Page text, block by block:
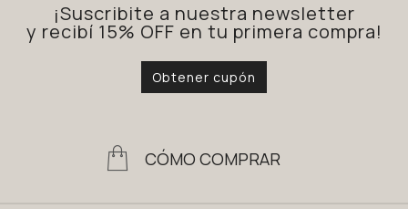
¡Suscribite a nuestra newsletter
y recibí 15% OFF en tu primera compra!
Obtener cupón
CÓMO COMPRAR